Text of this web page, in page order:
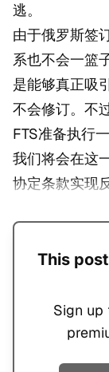
逃。
由于俄罗斯签
系也不会一篮
是能够真正吸
不会修订。不
FTS准备执行
我们将会在这
协定条款实现
This
Sign